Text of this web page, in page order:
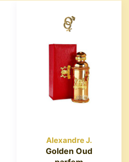
Alexandre J.
Golden Oud